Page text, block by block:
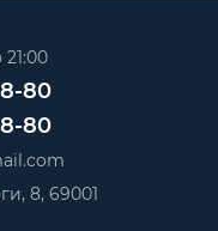
80
80
8, 69001